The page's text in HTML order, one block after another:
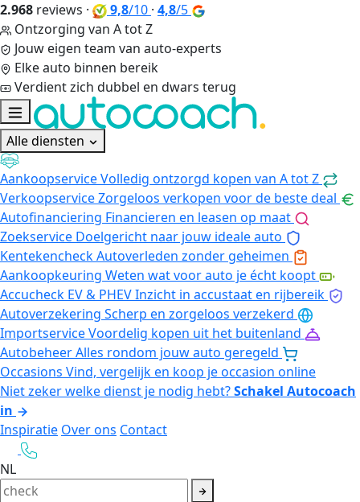
2.968 reviews · 9,8/10 · 4,8/5
Ontzorging van A tot Z
Jouw eigen team van auto-experts
Elke auto binnen bereik
Verdient zich dubbel en dwars terug
Alle diensten
AankoopserviceVolledig ontzorgd kopen van A tot Z
VerkoopserviceZorgeloos verkopen voor de beste deal
Autofinanciering Financieren en leasen op maat
Zoekservice Doelgericht naar jouw ideale auto
KentekencheckAutoverleden zonder geheimen
Aankoopkeuring Weten wat voor auto je écht koopt
Accucheck EV & PHEVInzicht in accustaat en rijbereik
Autoverzekering Scherp en zorgeloos verzekerd
ImportserviceVoordelig kopen uit het buitenland
AutobeheerAlles rondom jouw auto geregeld
Occasions Vind, vergelijk en koop je occasion online
Niet zeker welke dienst je nodig hebt?Schakel Autocoach
in
Inspiratie Over ons Contact
NL